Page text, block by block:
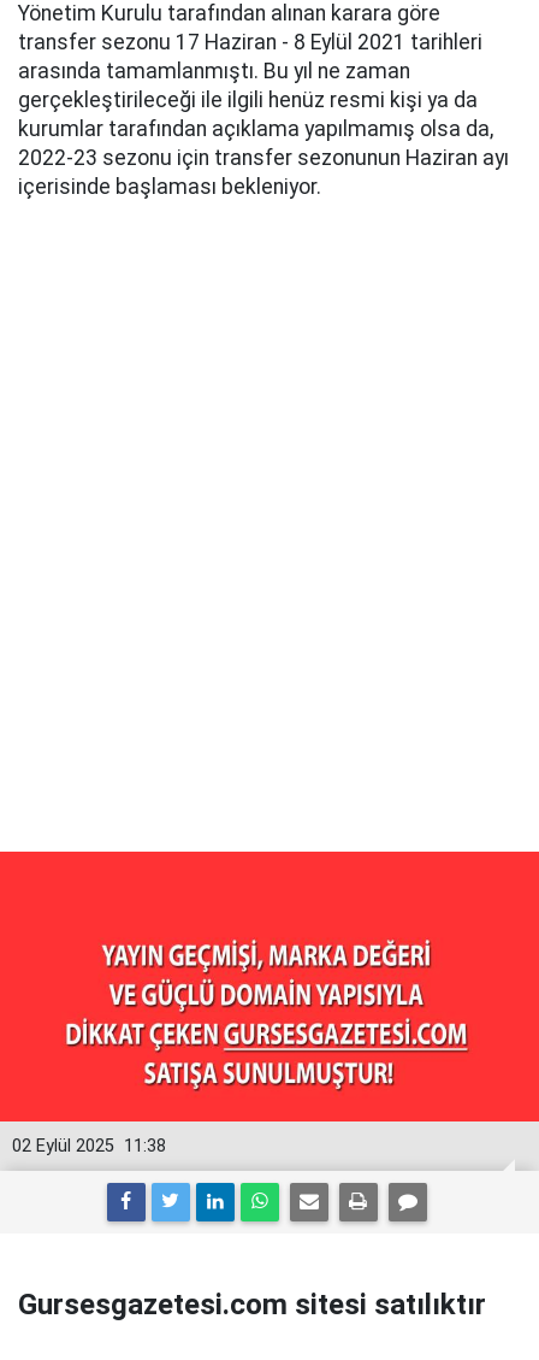
Yönetim Kurulu tarafından alınan karara göre
transfer sezonu 17 Haziran - 8 Eylül 2021 tarihleri
arasında tamamlanmıştı. Bu yıl ne zaman
gerçekleştirileceği ile ilgili henüz resmi kişi ya da
kurumlar tarafından açıklama yapılmamış olsa da,
2022-23 sezonu için transfer sezonunun Haziran ayı
içerisinde başlaması bekleniyor.
11:38
02 Eylül 2025
Gursesgazetesi.com sitesi satılıktır